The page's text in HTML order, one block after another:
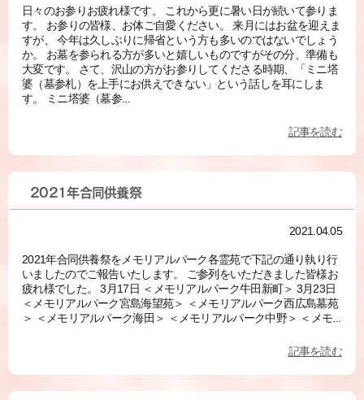
日々のお参りお疲れ様です。 これから更に暑い日が続いて参りま
す。 お参りの皆様、お体ご自愛ください。 来月にはお盆を迎えま
すが、 今年は久しぶりに帰省という方も多いのではないでしょう
か。 お墓を参られる方が多いと嬉しいものですがその分、準備も
大変です。 さて、沢山の方がお参りしてくださる時期、「ミニ塔
婆（墓参札）を上手にお供えできない」という話しを耳にしま
す。 ミニ塔婆（墓参...
記事を読む
2021年合同供養祭
2021.04.05
2021年合同供養祭をメモリアルパーク各霊苑で下記の通り執り行
いましたのでご報告いたします。 ご参列をいただきました皆様お
疲れ様でした。 3月17日 ＜メモリアルパーク牛田新町＞ 3月23日
＜メモリアルパーク宮島海望苑＞ ＜メモリアルパーク西広島墓苑
＞ ＜メモリアルパーク海田＞ ＜メモリアルパーク中野＞ ＜メモ...
記事を読む